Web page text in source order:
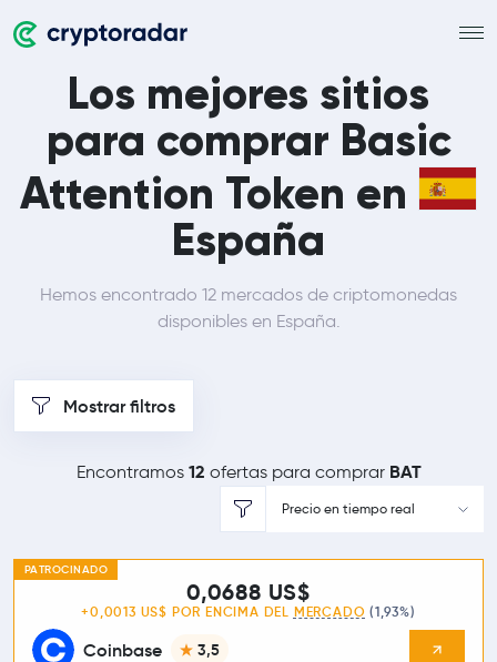
Los mejores sitios
para comprar Basic
Attention Token en
España
Hemos encontrado 12 mercados de criptomonedas
disponibles en España.
Mostrar filtros
Encontramos 12 ofertas para comprar BAT
Precio en tiempo real
PATROCINADO
Coinbase 3,5
0,0688 US$
+0,0013 US$ POR ENCIMA DEL MERCADO (1,93%)